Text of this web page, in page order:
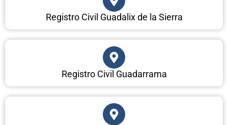
Registro Civil Guadalix de la Sierra
Registro Civil Guadarrama